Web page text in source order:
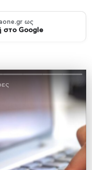
ως
στο Google